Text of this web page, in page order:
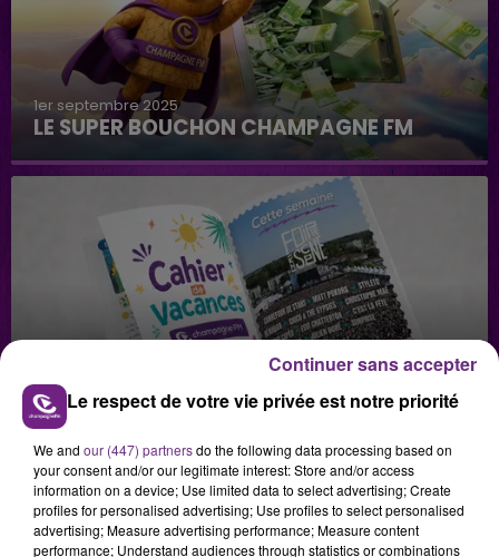
1er septembre 2025
LE SUPER BOUCHON CHAMPAGNE FM
GAGNEZ VOS INVITATIONS VIP POUR LES
CONCERTS DE FOIRE EN SCÈNE 2026
Le respect de votre vie privée est notre priorité
We and our (447) partnersdo the following data processing based on
your consent and/or our legitimate interest: Store and/or access
information on a device; Use limited data to select advertising; Create
profiles for personalised advertising; Use profiles to select personalised
advertising; Measure advertising performance; Measure content
performance; Understand audiences through statistics or combinations
Continuer sans accepter